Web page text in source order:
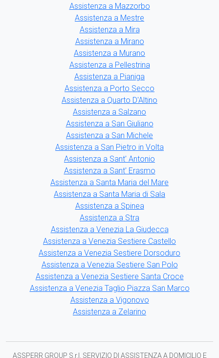
Assistenza a Mazzorbo
Assistenza a Mestre
Assistenza a Mira
Assistenza a Mirano
Assistenza a Murano
Assistenza a Pellestrina
Assistenza a Pianiga
Assistenza a Porto Secco
Assistenza a Quarto D'Altino
Assistenza a Salzano
Assistenza a San Giuliano
Assistenza a San Michele
Assistenza a San Pietro in Volta
Assistenza a Sant' Antonio
Assistenza a Sant' Erasmo
Assistenza a Santa Maria del Mare
Assistenza a Santa Maria di Sala
Assistenza a Spinea
Assistenza a Stra
Assistenza a Venezia La Giudecca
Assistenza a Venezia Sestiere Castello
Assistenza a Venezia Sestiere Dorsoduro
Assistenza a Venezia Sestiere San Polo
Assistenza a Venezia Sestiere Santa Croce
Assistenza a Venezia Taglio Piazza San Marco
Assistenza a Vigonovo
Assistenza a Zelarino
ASSPERR GROUP S.r.l. SERVIZIO DI ASSISTENZA A DOMICILIO E